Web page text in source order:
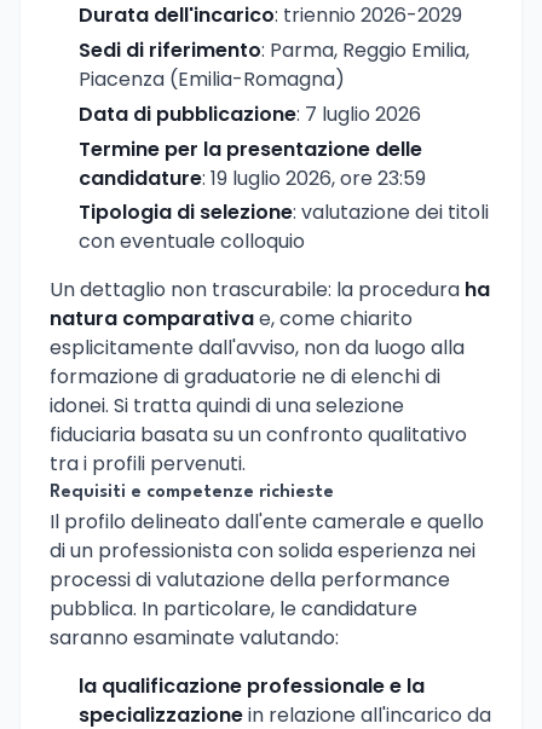
Durata dell'incarico: triennio 2026-2029
Sedi di riferimento: Parma, Reggio Emilia,
Piacenza (Emilia-Romagna)
Data di pubblicazione: 7 luglio 2026
Termine per la presentazione delle
candidature: 19 luglio 2026, ore 23:59
Tipologia di selezione: valutazione dei titoli
con eventuale colloquio
Un dettaglio non trascurabile: la procedura ha
natura comparativae, come chiarito
esplicitamente dall'avviso, non da luogo alla
formazione di graduatorie ne di elenchi di
idonei. Si tratta quindi di una selezione
fiduciaria basata su un confronto qualitativo
tra i profili pervenuti.
Requisiti e competenze richieste
Il profilo delineato dall'ente camerale e quello
di un professionista con solida esperienza nei
processi di valutazione della performance
pubblica. In particolare, le candidature
saranno esaminate valutando:
la qualificazione professionale e la
specializzazionein relazione all'incarico da